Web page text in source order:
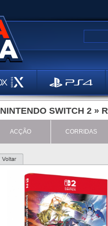
NINTENDO SWITCH 2 »
ACÇÃO CORRIDAS